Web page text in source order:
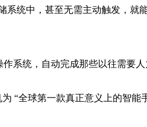
统中，甚至无需主动触发，就
系统，自动完成那些以往需要
“全球第一款真正意义上的智能